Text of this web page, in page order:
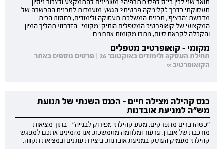
תואר שני לבין בי"ס לפסיכותרפיה? מעוניינים להתמקצע ולצבור ניסיון
תעסוקתי בדרך לקליניקה פרטית? הגש/י מועמדות לתכנית ההכשרה של
מדרשת 'הרציף', תכנית המשלבת תעסוקה ולימודים, בחסות הבית
המקצועי של קואופרטיב המטפלים הותיק 'מקומי'. הזדרזו! תהליך המיון
והקבלה לקראת סיום, נותרו מקומות אחרונים
מקומי - קואופרטיב מטפלים
תחילת העסקה ולימודים באוקטובר 26 | פרטים נוספים באתר
הקואופרטיב >>
כנס קהילה מצילה חיים - הכנס השנתי של תנועת
מש"ה למניעת אובדנות
"כשהדברים מתפרקים: מסע קהילתי מפירוק לבנייה" - בתוך מציאות
מורכבת של אובדן, ערעור ומלחמה מתמשכת, אנו מזמינים אתכם למפגש
קהילתי מעמיק העוסק במניעת אובדנות, ביצירת עוגנים ובמציאת תקווה.